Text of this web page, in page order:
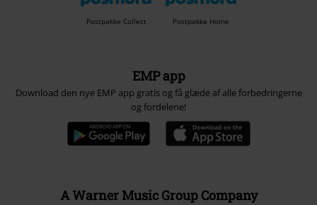
Postpakke Collect Postpakke Home
EMP app
Download den nye EMP app gratis og få glæde af alle forbedringerne
og fordelene!
A Warner Music Group Company